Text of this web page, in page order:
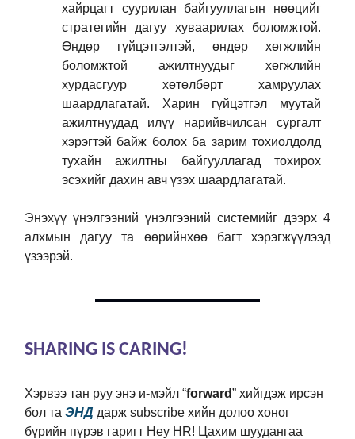
хайрцагт суурилан байгууллагын нөөцийг
стратегийн дагуу хуваарилах боломжтой.
Өндөр гүйцэтгэлтэй, өндөр хөгжлийн
боломжтой ажилтнуудыг хөгжлийн
хурдасгуур хөтөлбөрт хамруулах
шаардлагатай. Харин гүйцэтгэл муутай
ажилтнуудад илүү нарийвчилсан сургалт
хэрэгтэй байж болох ба зарим тохиолдолд
тухайн ажилтны байгууллагад тохирох
эсэхийг дахин авч үзэх шаардлагатай.
Энэхүү үнэлгээний үнэлгээний системийг дээрх 4
алхмын дагуу та өөрийнхөө багт хэрэгжүүлээд
үзээрэй.
SHARING IS CARING!
Хэрвээ тан руу энэ и-мэйл “forward” хийгдэж ирсэн
бол та ЭНД дарж subscribe хийн долоо хоног
бүрийн пүрэв гаригт Hey HR! Цахим шуудангаа